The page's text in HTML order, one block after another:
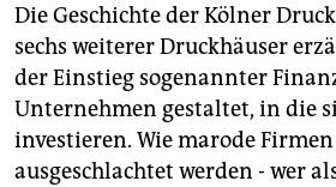
Die Geschichte der Kölner
sechs weiterer Druckhäuser
der Einstieg sogenannter
Unternehmen gestaltet, in die
investieren. Wie marode
ausgeschlachtet werden - wer